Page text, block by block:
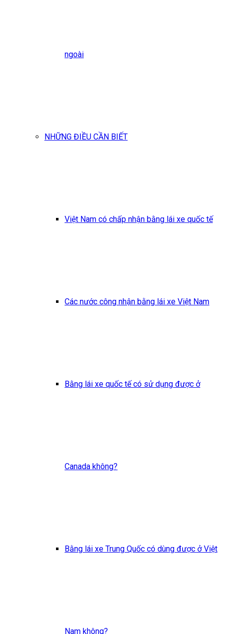
ngoài
NHỮNG ĐIỀU CẦN BIẾT
Việt Nam có chấp nhận bằng lái xe quốc tế
Các nước công nhận bằng lái xe Việt Nam
Bằng lái xe quốc tế có sử dụng được ở
Canada không?
Bằng lái xe Trung Quốc có dùng được ở Việt
Nam không?